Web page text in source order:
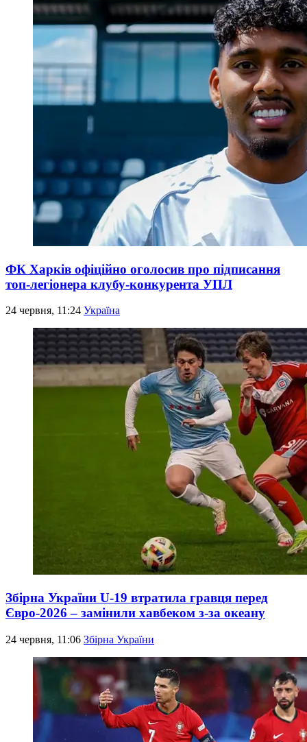
ФК Харків офіційно оголосив про підписання
топ-легіонера клубу-конкурента УПЛ
24 червня, 11:24 Україна
Збірна України U-19 втратила гравця перед
Євро-2026 – замінили хавбеком з-за океану
24 червня, 11:06 Збірна України